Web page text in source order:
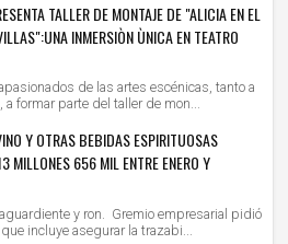
TALLER DE MONTAJE DE "ALICIA EN EL
INMERSIÒN ÙNICA EN TEATRO
de las artes escénicas, tanto a
formar parte del taller de mon...
Y OTRAS BEBIDAS ESPIRITUOSAS
MILLONES 656 MIL ENTRE ENERO Y
y ron. Gremio empresarial pidió
incluye asegurar la trazabi...